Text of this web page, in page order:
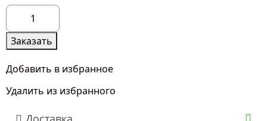
Количество
товара
51
Фиолетовая
Эустома
Заказать
Добавить в избранное
Удалить из избранного